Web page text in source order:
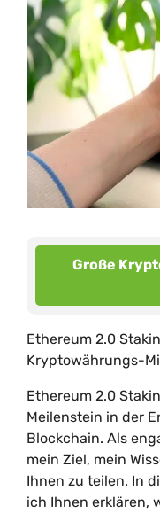
Große
Ethereum 2.0
Kryptowährungs-
Ethereum 2.0
Meilenstein in der
Blockchain. Als
mein Ziel, mein
Ihnen zu teilen. In
ich Ihnen erklären,